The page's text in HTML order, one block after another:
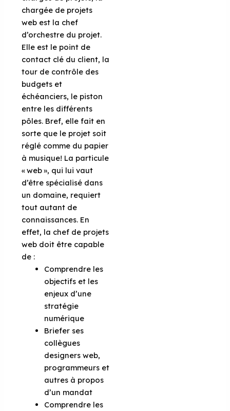
chargée de projets
web est la chef
d’orchestre du projet.
Elle est le point de
contact clé du client, la
tour de contrôle des
budgets et
échéanciers, le piston
entre les différents
pôles. Bref, elle fait en
sorte que le projet soit
réglé comme du papier
à musique! La particule
« web », qui lui vaut
d’être spécialisé dans
un domaine, requiert
tout autant de
connaissances. En
effet, la chef de projets
web doit être capable
de :
Comprendre les
objectifs et les
enjeux d’une
stratégie
numérique
Briefer ses
collègues
designers web,
programmeurs et
autres à propos
d’un mandat
Comprendre les